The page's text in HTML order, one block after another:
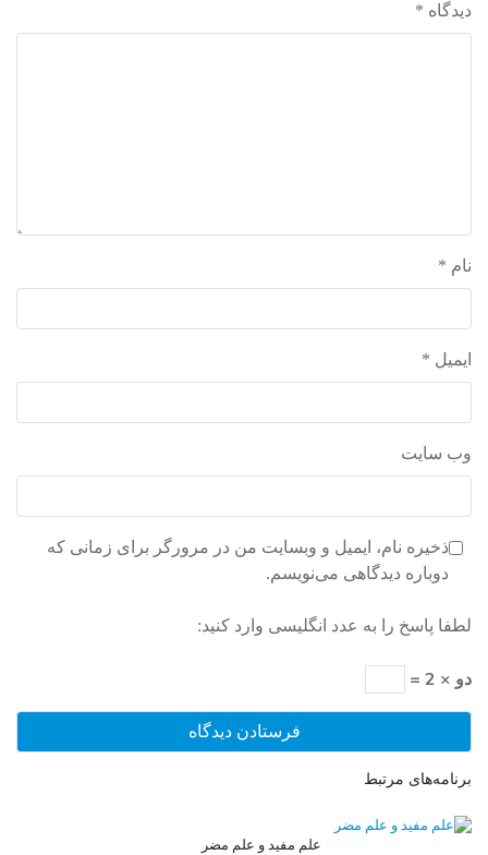
دیدگاه *
نام *
ایمیل *
وب‌ سایت
ذخیره نام، ایمیل و وبسایت من در مرورگر برای زمانی که
دوباره دیدگاهی می‌نویسم.
لطفا پاسخ را به عدد انگلیسی وارد کنید:
دو × 2 =
برنامه‌های مرتبط
علم مفید و علم مضر